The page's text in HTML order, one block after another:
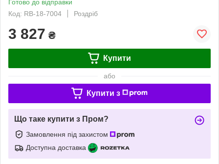
Готово до відправки
Код: RB-18-7004
Роздріб
3 827 ₴
Купити
або
Купити з
Що таке купити з Пром?
Замовлення під захистом
Доступна доставка